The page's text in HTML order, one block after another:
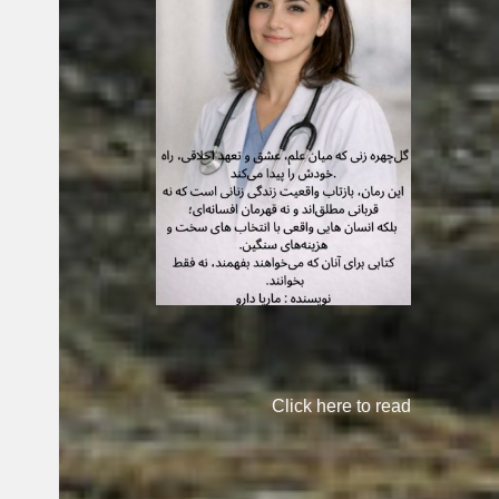
Click here to read